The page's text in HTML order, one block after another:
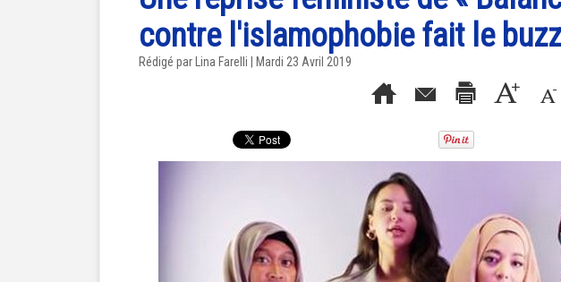
contre l'islamophobie fait le
Rédigé par Lina Farelli | Mardi 23 Avril 2019